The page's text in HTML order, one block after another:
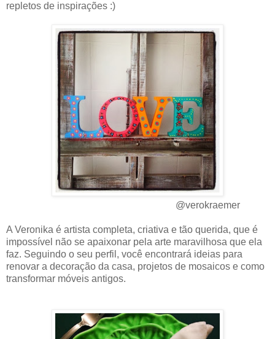
repletos de inspirações :)
@verokraemer
A Veronika é artista completa, criativa e tão querida, que é
impossível não se apaixonar pela arte maravilhosa que ela
faz. Seguindo o seu perfil, você encontrará ideias para
renovar a decoração da casa, projetos de mosaicos e como
transformar móveis antigos.